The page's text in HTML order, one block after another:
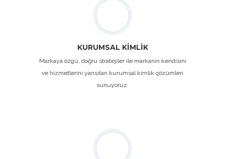
KURUMSAL KİMLİK
Markaya özgü, doğru stratejiler ile markanın kendisini
ve hizmetlerini yansıtan kurumsal kimlik çözümleri
sunuyoruz.